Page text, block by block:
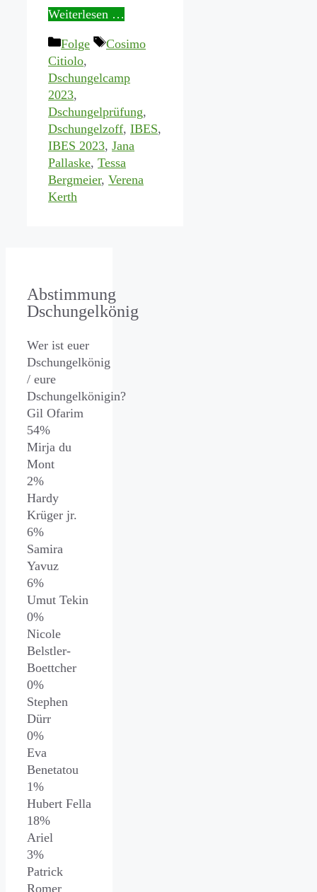
Weiterlesen …
Kategorien
Folge Schlagwörter
Cosimo
Citiolo,
Dschungelcamp
2023,
Dschungelprüfung,
Dschungelzoff, IBES,
IBES 2023, Jana
Pallaske, Tessa
Bergmeier, Verena
Kerth
Abstimmung
Dschungelkönig
Wer ist euer
Dschungelkönig
/ eure
Dschungelkönigin?
Gil Ofarim
54%
Mirja du
Mont
2%
Hardy
Krüger jr.
6%
Samira
Yavuz
6%
Umut Tekin
0%
Nicole
Belstler-
Boettcher
0%
Stephen
Dürr
0%
Eva
Benetatou
1%
Hubert Fella
18%
Ariel
3%
Patrick
Romer